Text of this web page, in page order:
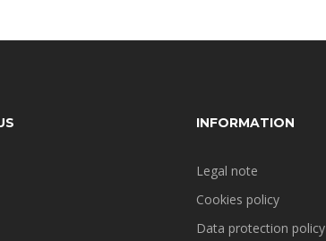
INFORMATION
Legal note
Cookies policy
Data protection policy